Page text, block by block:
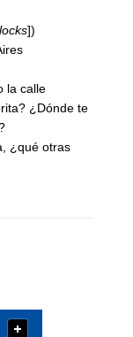
])
la calle
¿Dónde te
¿qué otras